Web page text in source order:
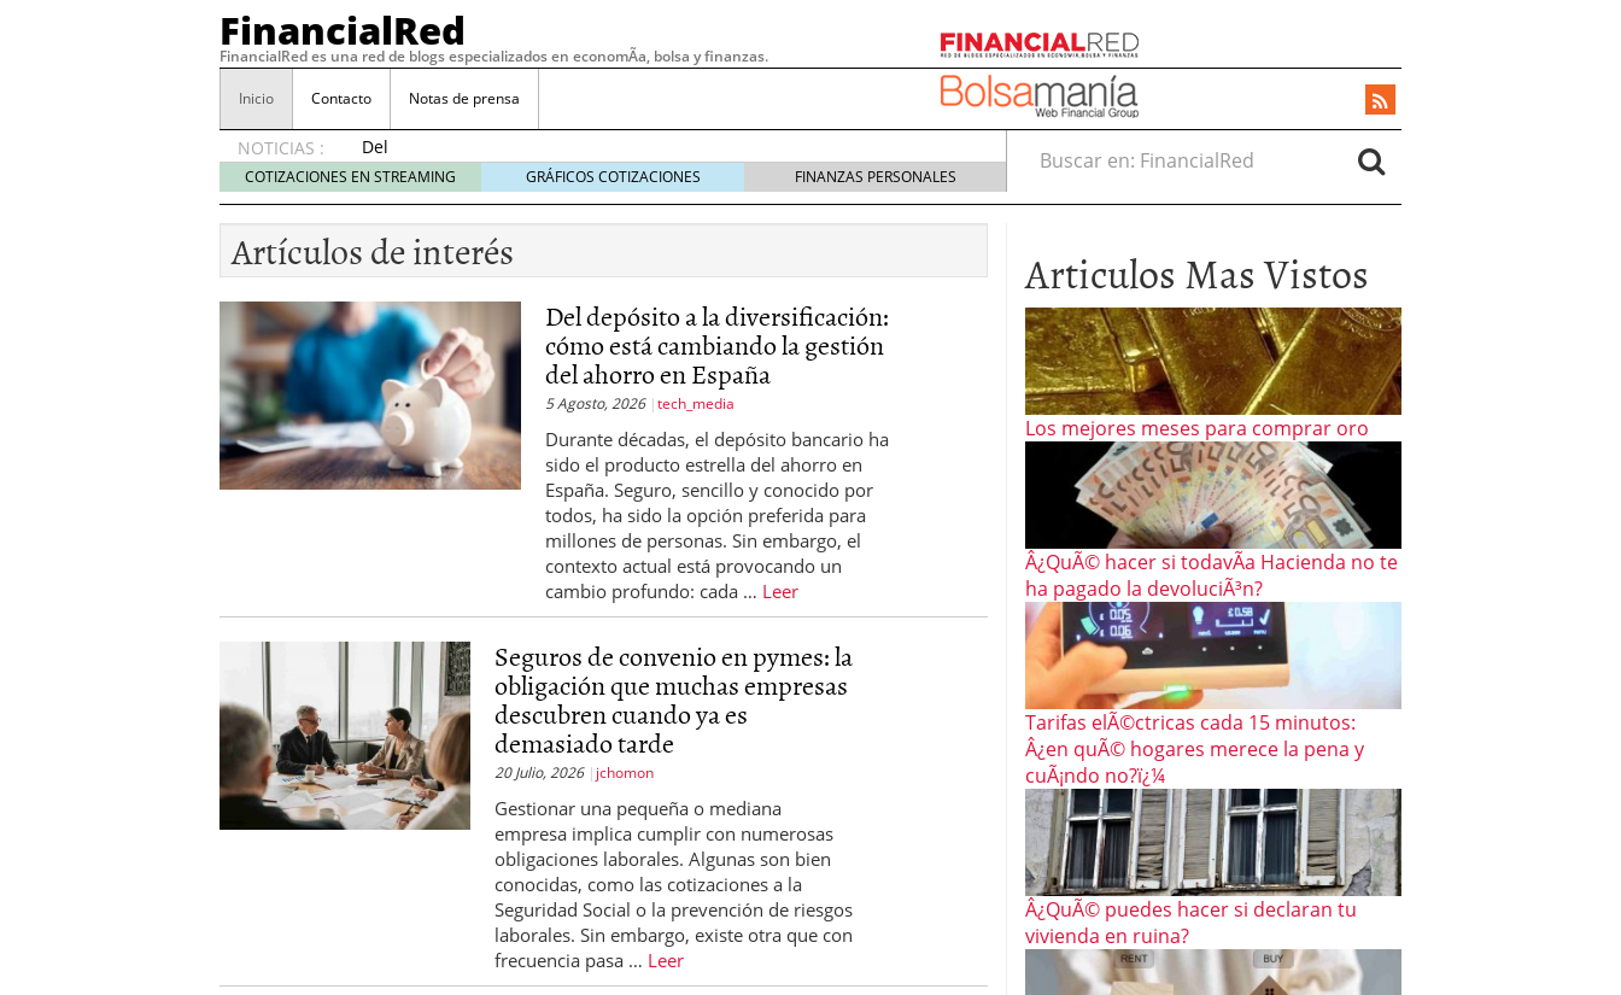
FinancialRed
FinancialRed es una red de blogs especializados en economÃ­a, bolsa y finanzas.
Inicio Contacto Notas de prensa
NOTICIAS :
Del
depósito
a la
diversificación:
cómo
está
la
gestión
del
ahorro
en
España
05/08/2026
Seguros de convenio en pymes: la obligación que muchas empresas
descubren cuando ya es demasiado tarde 20/07/2026
ReseÃ±a de SIFX: Lo Que Deben Saber los Traders Mexicanos Antes de
Crear empresa online vs proceso tradicional: ventajas reales para pymes
26/05/2026
COTIZACIONES EN STREAMING GRÁFICOS COTIZACIONES FINANZAS PERSONALES
Buscar en:
Artículos de interés
Del depósito a la diversificación:
cómo está cambiando la gestión
del ahorro en España
5 Agosto, 2026 tech_media
Durante décadas, el depósito bancario ha
sido el producto estrella del ahorro en
España. Seguro, sencillo y conocido por
todos, ha sido la opción preferida para
millones de personas. Sin embargo, el
contexto actual está provocando un
cambio profundo: cada … Leer
Seguros de convenio en pymes: la
obligación que muchas empresas
descubren cuando ya es
demasiado tarde
20 Julio, 2026 jchomon
Gestionar una pequeña o mediana
empresa implica cumplir con numerosas
obligaciones laborales. Algunas son bien
conocidas, como las cotizaciones a la
Seguridad Social o la prevención de riesgos
laborales. Sin embargo, existe otra que con
frecuencia pasa … Leer
Articulos Mas Vistos
Los mejores meses para comprar oro
Â¿QuÃ© hacer si todavÃ­a Hacienda no te
ha pagado la devoluciÃ³n?
Tarifas elÃ©ctricas cada 15 minutos:
Â¿en quÃ© hogares merece la pena y
cuÃ¡ndo no?ï¿¼
Â¿QuÃ© puedes hacer si declaran tu
vivienda en ruina?